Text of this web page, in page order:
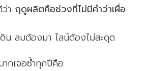
า ฤดูผลิตคือช่วงที่ไม่มีคำว่าเผื่อ
ดิน ลมต้องมา ไลน์ต้องไม่สะดุด
กเจอซ้ำทุกปีคือ